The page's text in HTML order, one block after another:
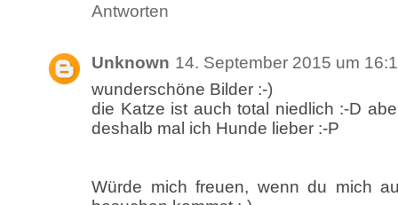
Antworten
Unknown 14. September 2015 um
wunderschöne Bilder :-)
die Katze ist auch total niedlich :-D
deshalb mal ich Hunde lieber :-P
Würde mich freuen, wenn du mich